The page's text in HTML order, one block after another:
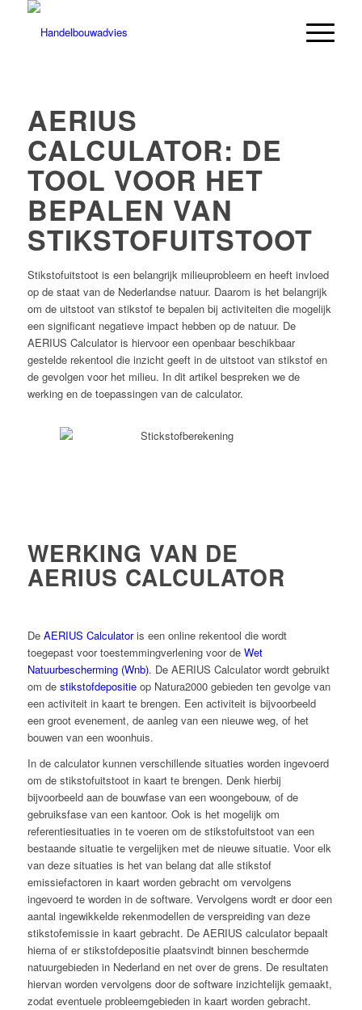
AERIUS
CALCULATOR: DE
TOOL VOOR HET
BEPALEN VAN
STIKSTOFUITSTOOT
Stikstofuitstoot is een belangrijk milieuprobleem en heeft invloed
op de staat van de Nederlandse natuur. Daarom is het belangrijk
om de uitstoot van stikstof te bepalen bij activiteiten die mogelijk
een significant negatieve impact hebben op de natuur. De
AERIUS Calculator is hiervoor een openbaar beschikbaar
gestelde rekentool die inzicht geeft in de uitstoot van stikstof en
de gevolgen voor het milieu. In dit artikel bespreken we de
werking en de toepassingen van de calculator.
WERKING VAN DE
AERIUS CALCULATOR
De AERIUS Calculatoris een online rekentool die wordt
toegepast voor toestemmingverlening voor deWet
Natuurbescherming (Wnb). De AERIUS Calculator wordt gebruikt
om de stikstofdepositieop Natura2000 gebieden ten gevolge van
een activiteit in kaart te brengen. Een activiteit is bijvoorbeeld
een groot evenement, de aanleg van een nieuwe weg, of het
bouwen van een woonhuis.
In de calculator kunnen verschillende situaties worden ingevoerd
om de stikstofuitstoot in kaart te brengen. Denk hierbij
bijvoorbeeld aan de bouwfase van een woongebouw, of de
gebruiksfase van een kantoor. Ook is het mogelijk om
referentiesituaties in te voeren om de stikstofuitstoot van een
bestaande situatie te vergelijken met de nieuwe situatie. Voor elk
van deze situaties is het van belang dat alle stikstof
emissiefactoren in kaart worden gebracht om vervolgens
ingevoerd te worden in de software. Vervolgens wordt er door een
aantal ingewikkelde rekenmodellen de verspreiding van deze
stikstofemissie in kaart gebracht. De AERIUS calculator bepaalt
hierna of er stikstofdepositie plaatsvindt binnen beschermde
natuurgebieden in Nederland en net over de grens. De resultaten
hiervan worden vervolgens door de software inzichtelijk gemaakt,
zodat eventuele probleemgebieden in kaart worden gebracht.